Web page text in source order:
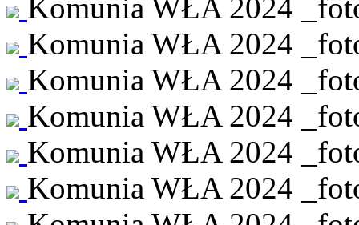
Komunia WŁA 2024
Komunia WŁA 2024
Komunia WŁA 2024
Komunia WŁA 2024
Komunia WŁA 2024
Komunia WŁA 2024